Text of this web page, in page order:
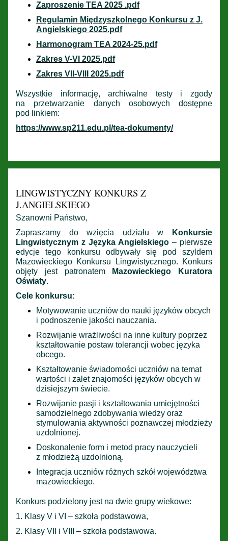
Zaproszenie TEA 2025 .pdf
Regulamin Międzyszkolnego Konkursu z J.
Angielskiego 2025.pdf
Harmonogram TEA 2024-25.pdf
Zakres V-VI 2025.pdf
Zakres VII-VIII 2025.pdf
Wszystkie informację, archiwalne testy i zgody
na przetwarzanie danych osobowych dostępne
pod linkiem:
https://www.sp211.edu.pl/tea-dokumenty/
LINGWISTYCZNY KONKURS Z
J.ANGIELSKIEGO
Szanowni Państwo,
Zapraszamy do wzięcia udziału w
Konkursie
Lingwistycznym z Języka Angielskiego – pierwsze
edycje tego konkursu odbywały się pod szyldem
Mazowieckiego Konkursu Lingwistycznego. Konkurs
objęty jest patronatem
Mazowieckiego Kuratora
Oświaty.
Cele konkursu:
Motywowanie uczniów do nauki języków obcych
i podnoszenie jakości nauczania.
Rozwijanie wrażliwości na inne kultury poprzez
kształtowanie postaw tolerancji wobec języka
obcego.
Kształtowanie świadomości uczniów na temat
wartości i zalet znajomości języków obcych w
dzisiejszym świecie.
Rozwijanie pasji i kształtowania umiejętności
samodzielnego zdobywania wiedzy oraz
stymulowania aktywności poznawczej młodzieży
uzdolnionej.
Doskonalenie form i metod pracy nauczycieli
z młodzieżą uzdolnioną.
Integracja uczniów różnych szkół województwa
mazowieckiego.
Konkurs podzielony jest na dwie grupy wiekowe:
1. Klasy V i VI – szkoła podstawowa,
2. Klasy VII i VIII – szkoła podstawowa.